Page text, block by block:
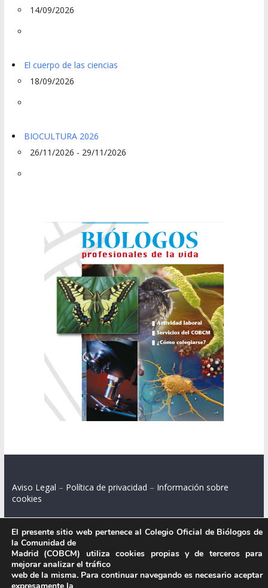
14/09/2026
El cuerpo de las ciencias
18/09/2026
BIOCULTURA 2026
26/11/2026 - 29/11/2026
Aviso Legal – Política de privacidad – Información sobre
cookies
Colegio Oficial de Biólogos de la Comunidad de Madrid.
C/ Santa Engracia 108, 2º int.izq. 28003 Madrid.
El presente sitio web pertenece al Colegio Oficial de Biólogos de
la Comunidad de
Madrid (COBCM) utiliza cookies propias y de terceros para
mejorar analizar el tráfico
web de la misma. Para continuar navegando es necesario aceptar